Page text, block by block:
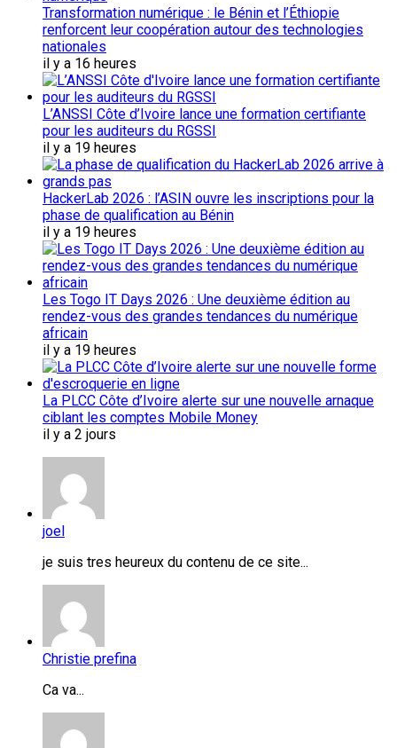
Transformation numérique : le Bénin et l’Éthiopie
renforcent leur coopération autour des technologies
nationales
il y a 16 heures
L’ANSSI Côte d’Ivoire lance une formation certifiante
pour les auditeurs du RGSSI
il y a 19 heures
HackerLab 2026 : l’ASIN ouvre les inscriptions pour la
phase de qualification au Bénin
il y a 19 heures
Les Togo IT Days 2026 : Une deuxième édition au
rendez-vous des grandes tendances du numérique
africain
il y a 19 heures
La PLCC Côte d’Ivoire alerte sur une nouvelle arnaque
ciblant les comptes Mobile Money
il y a 2 jours
joel
je suis tres heureux du contenu de ce site...
Christie prefina
Ca va...